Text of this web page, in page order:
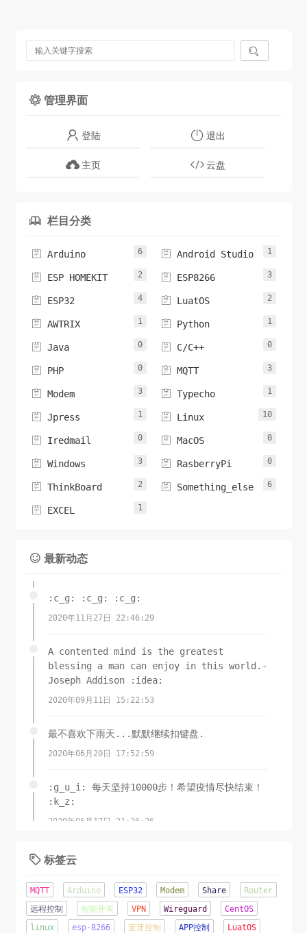

 管理界面
登陆 退出
主页 云盘
 栏目分类
 Arduino 6  Android Studio 1
 ESP HOMEKIT 2  ESP8266 3
 ESP32 4  LuatOS 2
 AWTRIX 1  Python 1
 Java 0  C/C++ 0
 PHP 0  MQTT 3
 Modem 3  Typecho 1
 Jpress 1  Linux 10
 Iredmail 0  MacOS 0
 Windows 3  RasberryPi 0
 ThinkBoard 2  Something_else 6
 EXCEL 1
 最新动态
:c_g: :c_g: :c_g:
2020年11月27日 22:46:29
A contented mind is the greatest
blessing a man can enjoy in this world.-
Joseph Addison :idea:
2020年09月11日 15:22:53
最不喜欢下雨天...默默继续扣键盘.
2020年06月20日 17:52:59
:g_u_i: 每天坚持10000步！希望疫情尽快结束！
:k_z:
2020年06月17日 21:36:26
锲而舍之，朽木不折;锲而不舍，金石可镂.-荀子
这才是夏天该有的样子！
2020年06月07日 16:22:44
 标签云
MQTT Arduino ESP32 Modem Share
Router
远程控制
智能开关 VPN Wireguard
CentOS
linux
esp-8266 蓝牙控制 APP控制 LuatOS